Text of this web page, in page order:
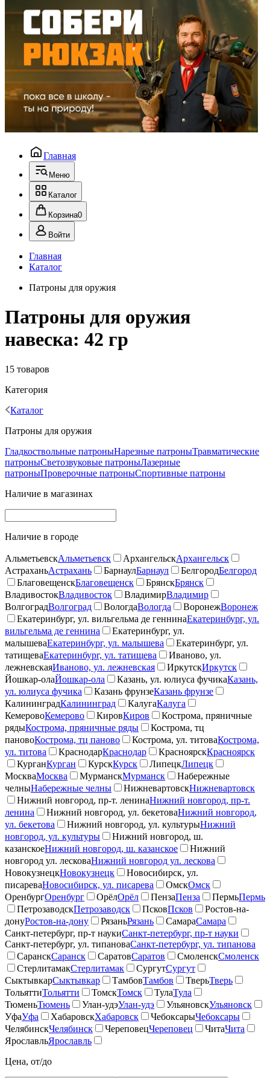
Главная
Меню
Каталог
Корзина0
Войти
Главная
Каталог
Патроны для оружия
Патроны для оружия
навеска: 42 гр
15 товаров
Категория
Каталог
Патроны для оружия
Гладкоствольные патроныНарезные патроныТравматические
патроныСветозвуковые патроныЛазерные
патроныПроверочные патроныСпортивные патроны
Наличие в магазинах
Наличие в городе
АльметьевскАльметьевск АрхангельскАрхангельск
АстраханьАстрахань БарнаулБарнаул БелгородБелгород
БлаговещенскБлаговещенск БрянскБрянск
ВладивостокВладивосток ВладимирВладимир
ВолгоградВолгоград ВологдаВологда ВоронежВоронеж
Екатеринбург, ул. вильгельма де геннинаЕкатеринбург, ул.
вильгельма де геннина
Екатеринбург, ул.
малышеваЕкатеринбург, ул. малышева
Екатеринбург, ул.
татищеваЕкатеринбург, ул. татищева
Иваново, ул.
лежневскаяИваново, ул. лежневская ИркутскИркутск
Йошкар-олаЙошкар-ола Казань, ул. юлиуса фучикаКазань,
ул. юлиуса фучика
Казань фрунзеКазань фрунзе
КалининградКалининград КалугаКалуга
КемеровоКемерово КировКиров
Кострома, пряничные
рядыКострома, пряничные ряды
Кострома, тц
пановоКострома, тц паново Кострома, ул. титоваКострома,
ул. титова
КраснодарКраснодар КрасноярскКрасноярск
КурганКурган КурскКурск ЛипецкЛипецк
МоскваМосква МурманскМурманск
Набережные
челныНабережные челны НижневартовскНижневартовск
Нижний новгород, пр-т. ленинаНижний новгород, пр-т.
ленина
Нижний новгород, ул. бекетоваНижний новгород,
ул. бекетова
Нижний новгород, ул. культурыНижний
новгород, ул. культуры
Нижний новгород, ш.
казанскоеНижний новгород, ш. казанское
Нижний
новгород ул. лесковаНижний новгород ул. лескова
НовокузнецкНовокузнецк
Новосибирск, ул.
писареваНовосибирск, ул. писарева ОмскОмск
ОренбургОренбург ОрёлОрёл ПензаПенза ПермьПермь
ПетрозаводскПетрозаводск ПсковПсков
Ростов-на-
донуРостов-на-дону РязаньРязань СамараСамара
Санкт-петербург, пр-т наукиСанкт-петербург, пр-т науки
Санкт-петербург, ул. типановаСанкт-петербург, ул. типанова
СаранскСаранск СаратовСаратов СмоленскСмоленск
СтерлитамакСтерлитамак СургутСургут
СыктывкарСыктывкар ТамбовТамбов ТверьТверь
ТольяттиТольятти ТомскТомск ТулаТула
ТюменьТюмень Улан-удэУлан-удэ УльяновскУльяновск
УфаУфа ХабаровскХабаровск ЧебоксарыЧебоксары
ЧелябинскЧелябинск ЧереповецЧереповец ЧитаЧита
ЯрославльЯрославль
Цена, от/до